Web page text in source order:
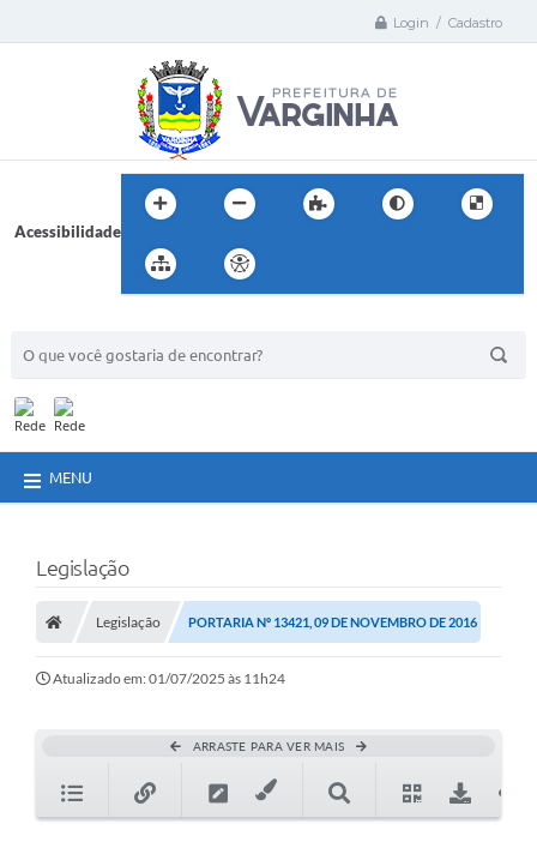
Login / Cadastro
Acessibilidade
MENU
Legislação
Legislação PORTARIA Nº 13421, 09 DE NOVEMBRO DE 2016
Atualizado em: 01/07/2025 às 11h24
ARRASTE PARA VER MAIS